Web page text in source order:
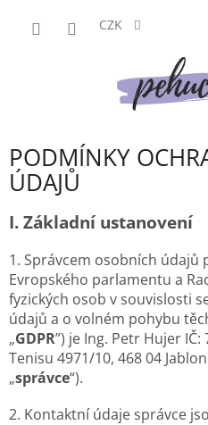
CZK
PODMÍNKY
ÚDAJŮ
I. Základní ustanovení
1. Správcem osobních údajů
Evropského parlamentu a
fyzických osob v souvislosti
údajů a o volném pohybu
„GDPR”) je Ing. Petr Hujer
Tenisu 4971/10, 468 04
„správce“).
2. Kontaktní údaje správce